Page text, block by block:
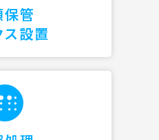
保管
ス設置